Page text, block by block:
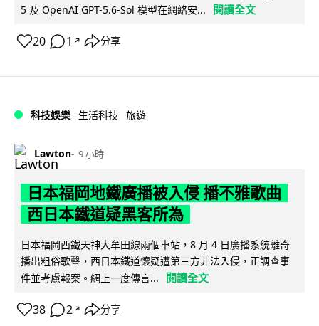
5 及 OpenAI GPT-5.6-Sol 模型在網絡安...
閱讀全文
20 1 ↗ 分享
科技娛樂 生活科技 旅遊
Lawton 9 小時
日本福岡地鐵廣播被入侵 播不雅歌曲
西日本鐵道疑黑客所為
日本福岡西鐵天神大牟田線兩個車站，8 月 4 日廣播系統離奇
播出粗俗歌聲，西日本鐵道懷疑遭第三方非法入侵，正調查事
件並考慮報案。網上一度傳言...
閱讀全文
38 2 ↗ 分享